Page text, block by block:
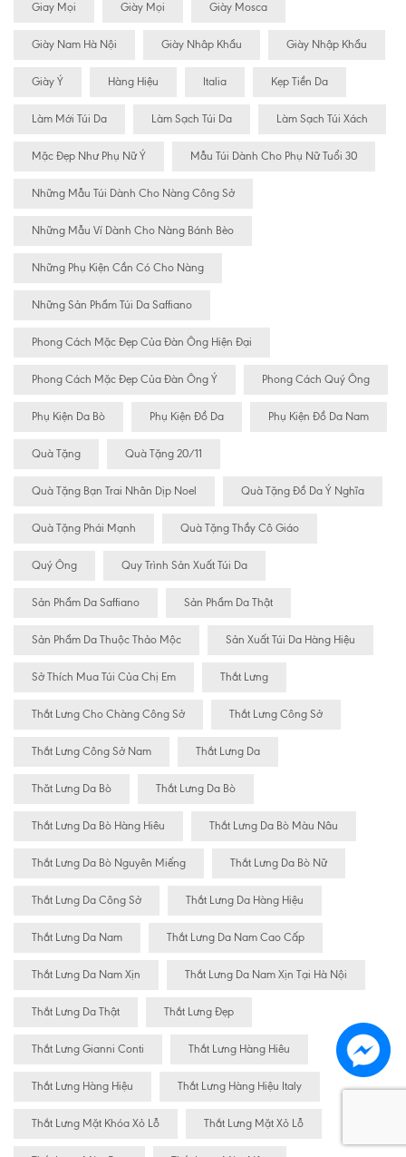
Giay Mọi Giày Mọi Giày Mosca
Giày Nam Hà Nội Giày Nhâp Khẩu Giày Nhập Khẩu
Giày Ý Hàng Hiệu Italia Kẹp Tiền Da
Làm Mới Túi Da Làm Sạch Túi Da Làm Sạch Túi Xách
Mặc Đẹp Như Phụ Nữ Ý Mẫu Túi Dành Cho Phụ Nữ Tuổi 30
Những Mẫu Túi Dành Cho Nàng Công Sở
Những Mẫu Ví Dành Cho Nàng Bánh Bèo
Những Phụ Kiện Cần Có Cho Nàng
Những Sản Phẩm Túi Da Saffiano
Phong Cách Mặc Đẹp Của Đàn Ông Hiện Đại
Phong Cách Mặc Đẹp Của Đàn Ông Ý Phong Cách Quý Ông
Phụ Kiện Da Bò Phụ Kiện Đồ Da Phụ Kiện Đồ Da Nam
Quà Tặng Quà Tặng 20/11
Quà Tặng Bạn Trai Nhân Dịp Noel Quà Tặng Đồ Da Ý Nghĩa
Quà Tặng Phái Mạnh Quà Tặng Thầy Cô Giáo
Quý Ông Quy Trình Sản Xuất Túi Da
Sản Phẩm Da Saffiano Sản Phẩm Da Thật
Sản Phẩm Da Thuộc Thảo Mộc Sản Xuất Túi Da Hàng Hiệu
Sở Thích Mua Túi Của Chị Em Thắt Lưng
Thắt Lưng Cho Chàng Công Sở Thắt Lưng Công Sở
Thắt Lưng Công Sở Nam Thắt Lưng Da
Thăt Lưng Da Bò Thắt Lưng Da Bò
Thắt Lưng Da Bò Hàng Hiêu Thắt Lưng Da Bò Màu Nâu
Thắt Lưng Da Bò Nguyên Miếng Thắt Lưng Da Bò Nữ
Thắt Lưng Da Công Sở Thắt Lưng Da Hàng Hiệu
Thắt Lưng Da Nam Thắt Lưng Da Nam Cao Cấp
Thắt Lưng Da Nam Xịn Thắt Lưng Da Nam Xịn Tại Hà Nội
Thắt Lưng Da Thật Thắt Lưng Đẹp
Thắt Lưng Gianni Conti Thắt Lưng Hàng Hiêu
Thắt Lưng Hàng Hiệu Thắt Lưng Hàng Hiệu Italy
Thắt Lưng Mặt Khóa Xỏ Lỗ Thắt Lưng Mặt Xỏ Lỗ